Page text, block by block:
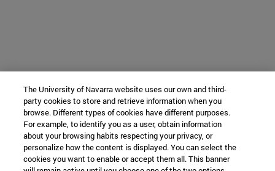
The University of Navarra website uses our own and third-
party cookies to store and retrieve information when you
browse. Different types of cookies have different purposes.
For example, to identify you as a user, obtain information
about your browsing habits respecting your privacy, or
personalize how the content is displayed. You can select the
cookies you want to enable or accept them all. This banner